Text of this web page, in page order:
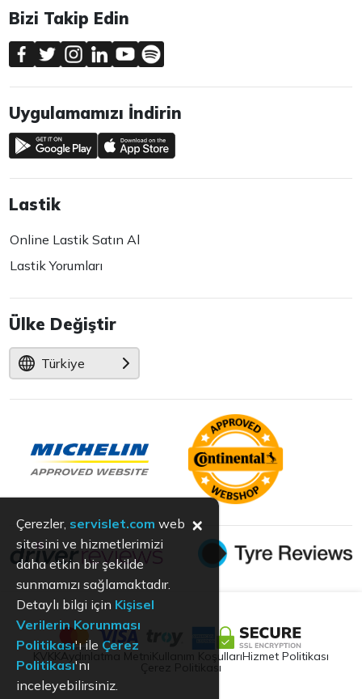
Bizi Takip Edin
Uygulamamızı İndirin
Lastik
Online Lastik Satın Al
Lastik Yorumları
Ülke Değiştir
Türkiye
Aydınlatma Metni Kullanım KoşullarıHizmet Politikası
Çerez Politikası
Çerezler, servislet.com web
sitesini ve hizmetlerimizi
daha etkin bir şekilde
sunmamızı sağlamaktadır.
Detaylı bilgi için Kişisel
Verilerin Korunması
Politikası'ı ile Çerez
Politikası'nı
inceleyebilirsiniz.
×